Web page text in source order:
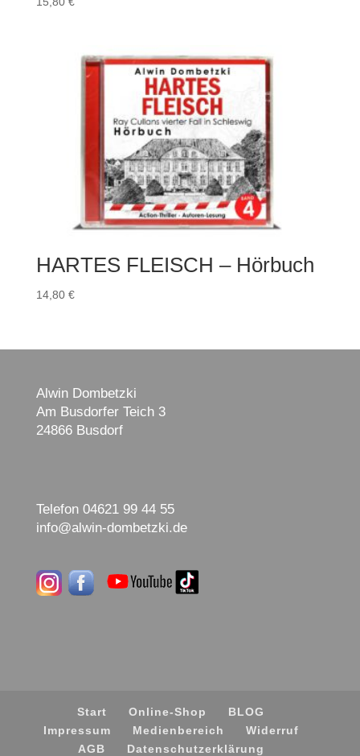
HARTES FLEISCH – Hörbuch
14,80 €
Alwin Dombetzki
Am Busdorfer Teich 3
24866 Busdorf
Telefon 04621 99 44 55
info@alwin-dombetzki.de
Start Online-Shop
BLOG
Impressum
Medienbereich
Widerruf
AGB
Datenschutzerklärung